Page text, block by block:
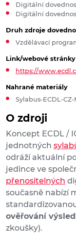
O zdroji
Koncept ECDL /
jednotných
odráží aktuální
jedince ve
přenositelných
současně nabízí
ověřování
zkoušky).
Digitální
Digitální
Druh zdroje
Vzdělávací
Link/webové stránky
https://
Nahrané materiály
Sylabus-ECDL-CZ-